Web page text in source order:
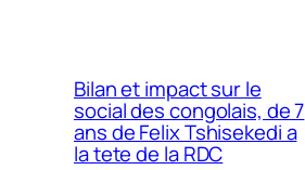
Bilan et impact sur le
social des congolais, de 7
ans de Felix Tshisekedi a
la tete de la RDC